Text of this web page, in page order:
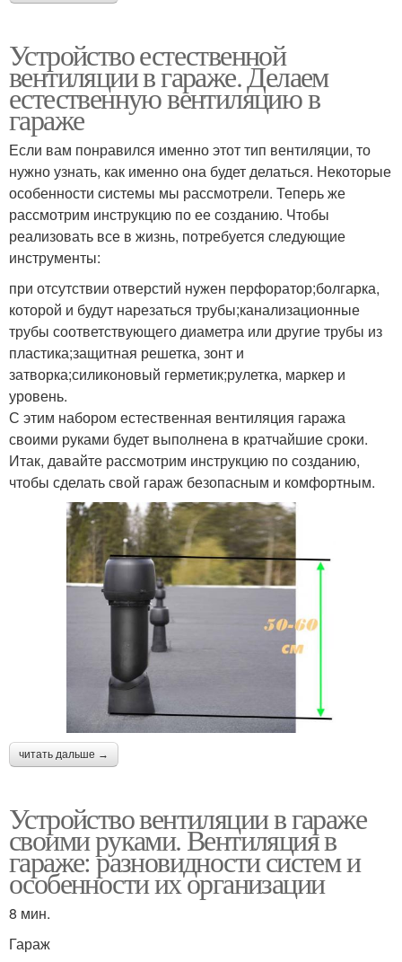
Устройство естественной
вентиляции в гараже. Делаем
естественную вентиляцию в
гараже
Если вам понравился именно этот тип вентиляции, то
нужно узнать, как именно она будет делаться. Некоторые
особенности системы мы рассмотрели. Теперь же
рассмотрим инструкцию по ее созданию. Чтобы
реализовать все в жизнь, потребуется следующие
инструменты:
при отсутствии отверстий нужен перфоратор;болгарка,
которой и будут нарезаться трубы;канализационные
трубы соответствующего диаметра или другие трубы из
пластика;защитная решетка, зонт и
затворка;силиконовый герметик;рулетка, маркер и
уровень.
С этим набором естественная вентиляция гаража
своими руками будет выполнена в кратчайшие сроки.
Итак, давайте рассмотрим инструкцию по созданию,
чтобы сделать свой гараж безопасным и комфортным.
читать дальше →
Устройство вентиляции в гараже
своими руками. Вентиляция в
гараже: разновидности систем и
особенности их организации
8 мин.
Гараж